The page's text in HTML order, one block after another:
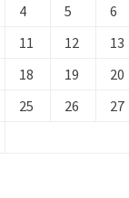
4 5 6
11 12 13
18 19 20
25 26 27